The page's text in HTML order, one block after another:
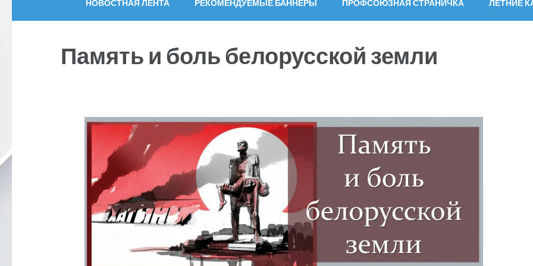
НОВОСТНАЯ ЛЕНТА РЕКОМЕНДУЕМЫЕ БАННЕРЫ ПРОФСОЮЗНАЯ СТРАНИЧКА ЛЕТНИЕ
Память и боль белорусской земли